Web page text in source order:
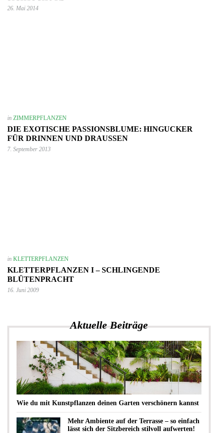
26. Mai 2014
in ZIMMERPFLANZEN
DIE EXOTISCHE PASSIONSBLUME: HINGUCKER
FÜR DRINNEN UND DRAUSSEN
7. September 2013
in KLETTERPFLANZEN
KLETTERPFLANZEN I – SCHLINGENDE
BLÜTENPRACHT
16. Juni 2009
Aktuelle Beiträge
Wie du mit Kunstpflanzen deinen Garten verschönern kannst
Mehr Ambiente auf der Terrasse – so einfach
lässt sich der Sitzbereich stilvoll aufwerten!